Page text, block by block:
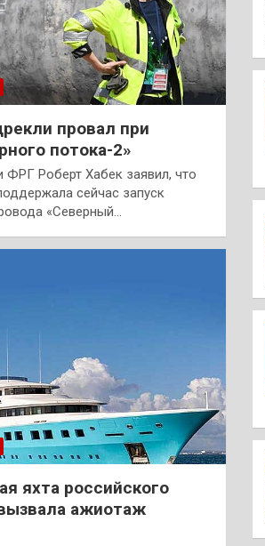
провал при
потока-2»
ФРГ Роберт Хабек заявил, что
сейчас запуск
«Северный…
яхта российского
ажиотаж